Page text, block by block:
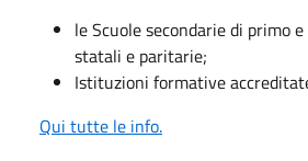
le Scuole secondarie di primo e
statali e paritarie;
Istituzioni formative
Qui tutte le info.